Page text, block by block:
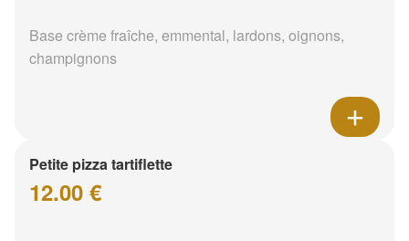
Base crème fraîche, emmental, lardons, oignons,
champignons
Petite pizza tartiflette
12.00 €